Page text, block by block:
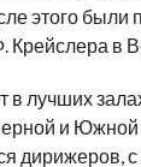
этого
в
в лучших
и Южной
дирижеров,